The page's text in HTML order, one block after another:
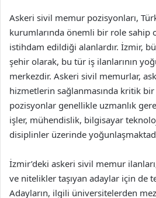
Askeri sivil memur pozisyonları,
kurumlarında önemli bir role sahip
istihdam edildiği alanlardır. İzmir,
şehir olarak, bu tür iş ilanlarının
merkezdir. Askeri sivil memurlar,
hizmetlerin sağlanmasında kritik
pozisyonlar genellikle uzmanlık
işler, mühendislik, bilgisayar
disiplinler üzerinde
İzmir’deki askeri sivil memur
ve nitelikler taşıyan adaylar için de
Adayların, ilgili üniversitelerden